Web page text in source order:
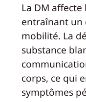
La DM
entraînant un
mobilité. La
substance
corps, ce qui
symptômes